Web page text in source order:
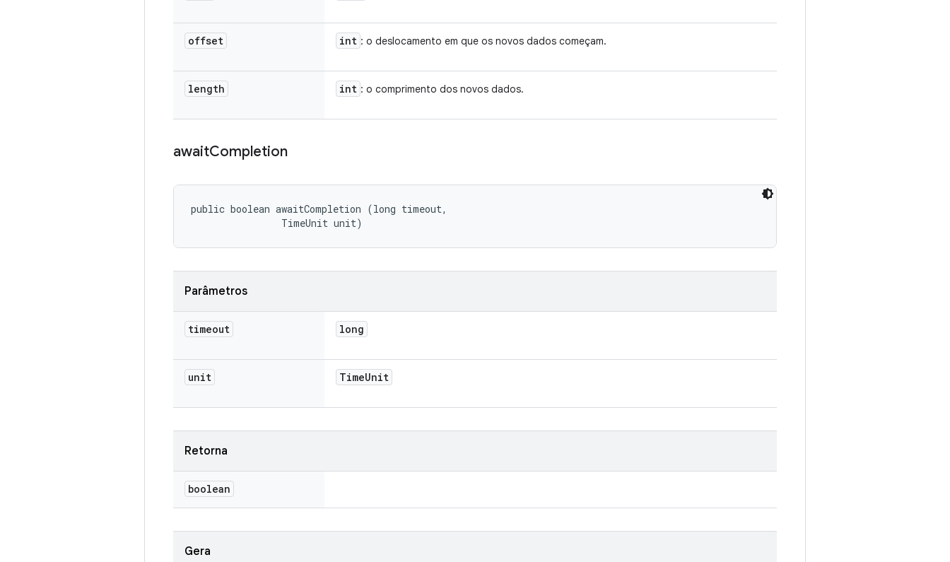
offset int : o deslocamento em que os novos dados começam.
length int : o comprimento dos novos dados.
awaitCompletion
public boolean awaitCompletion (long timeout,
                TimeUnit unit)
Parâmetros
timeout long
unit TimeUnit
Retorna
boolean
Gera